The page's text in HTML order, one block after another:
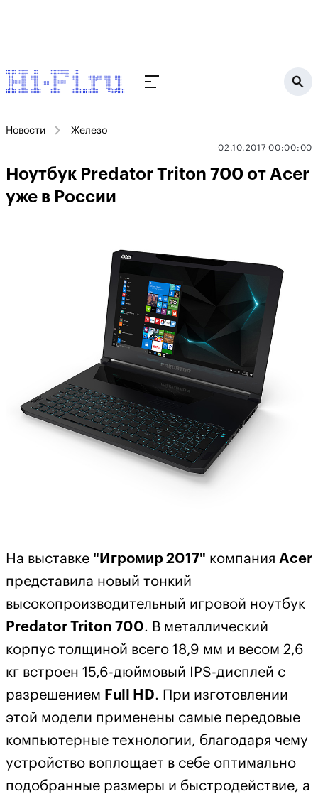
Новости Железо
02.10.2017 00:00:00
Ноутбук Predator Triton 700 от Acer
уже в России
На выставке "Игромир 2017" компания Acer
представила новый тонкий
высокопроизводительный игровой ноутбук
Predator Triton 700. В металлический
корпус толщиной всего 18,9 мм и весом 2,6
кг встроен 15,6-дюймовый IPS-дисплей с
разрешением Full HD. При изготовлении
этой модели применены самые передовые
компьютерные технологии, благодаря чему
устройство воплощает в себе оптимально
подобранные размеры и быстродействие, а